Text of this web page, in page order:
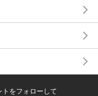
をフォローして